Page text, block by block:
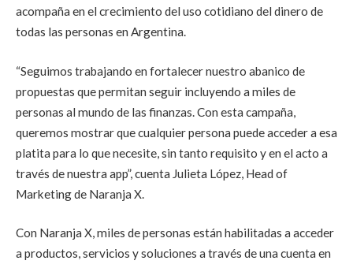
acompaña en el crecimiento del uso cotidiano del dinero de
todas las personas en Argentina.
“Seguimos trabajando en fortalecer nuestro abanico de
propuestas que permitan seguir incluyendo a miles de
personas al mundo de las finanzas. Con esta campaña,
queremos mostrar que cualquier persona puede acceder a esa
platita para lo que necesite, sin tanto requisito y en el acto a
través de nuestra app”, cuenta Julieta López, Head of
Marketing de Naranja X.
Con Naranja X, miles de personas están habilitadas a acceder
a productos, servicios y soluciones a través de una cuenta en